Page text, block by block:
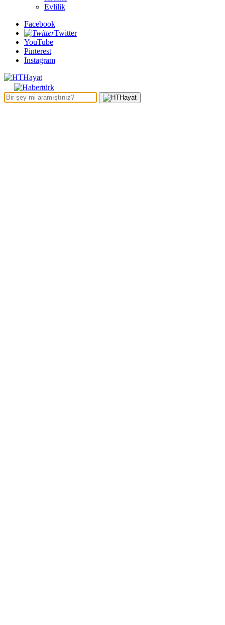
Evlilik
Facebook
Twitter
YouTube
Pinterest
Instagram